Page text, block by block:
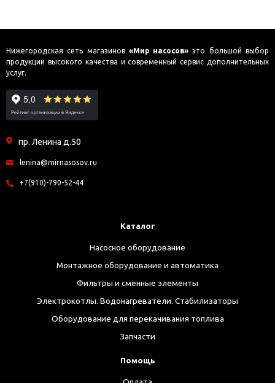
Нижегородская сеть магазинов «Мир насосов» это большой выбор
продукции высокого качества и современный сервис дополнительных
услуг.
пр. Ленина д.50
lenina@mirnasosov.ru
+7(910)-790-52-44
Каталог
Насосное оборудование
Монтажное оборудование и автоматика
Фильтры и сменные элементы
Электрокотлы. Водонагреватели. Стабилизаторы
Оборудование для перекачивания топлива
Запчасти
Помощь